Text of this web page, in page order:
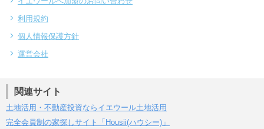
利用規約
個人情報保護方針
運営会社
関連サイト
土地活用・不動産投資ならイエウール土地活用
完全会員制の家探しサイト「Housii(ハウシー)」